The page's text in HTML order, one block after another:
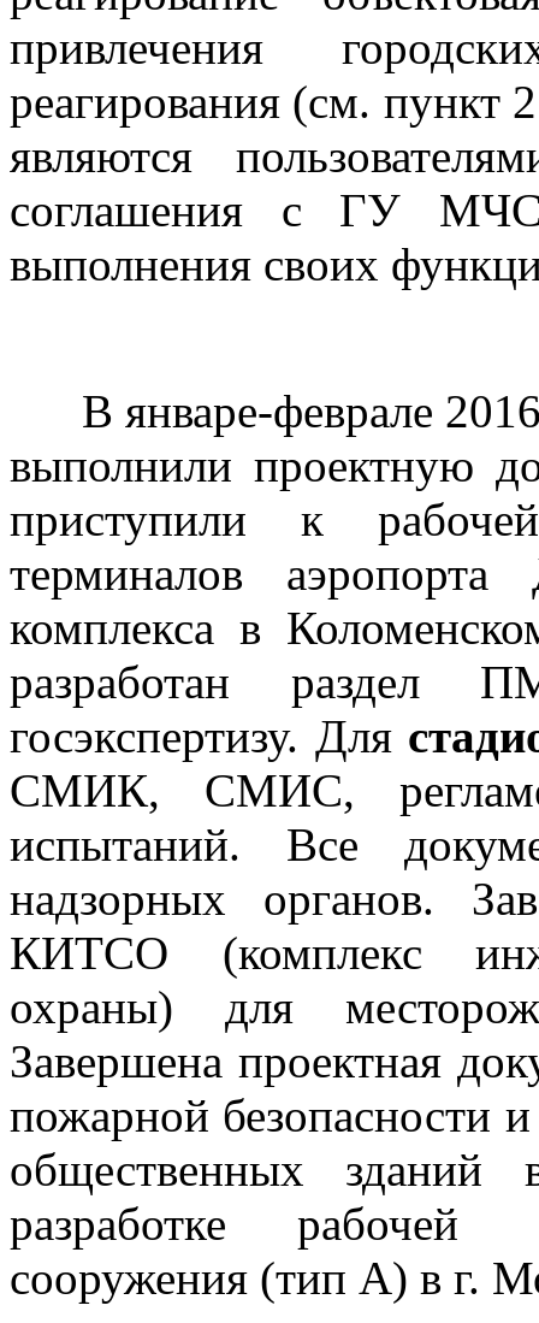
привлечения
реагирования (см.
являются
соглашения с ГУ
выполнения своих
В январе-феврале
выполнили
приступили к
терминалов
комплекса в
разработан
госэкспертизу. Для
СМИК, СМИС,
испытаний. Все
надзорных органов.
КИТСО (комплекс
охраны) для
Завершена проектная
пожарной безопасности
общественных
разработке
сооружения (тип А) в г.